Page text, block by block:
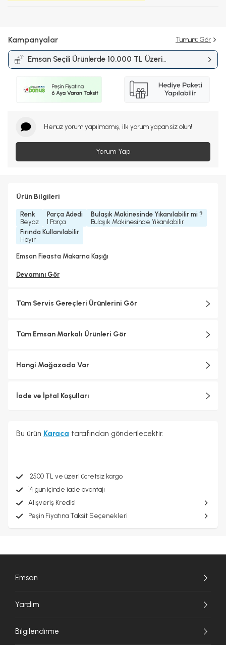
Kampanyalar Tümünü Gör
Emsan Seçili Ürünlerde 10.000 TL Üzeri
Alışverişlerde 1.500 TL İndirimKampanyası
Henüz yorum yapılmamış, ilk yorum yapan siz olun!
Yorum Yap
Ürün Bilgileri
Renk
Beyaz
Parça Adedi
1 Parça
Bulaşık Makinesinde Yıkanılabilir mi ?
Bulaşık Makinesinde Yıkanılabilir
Fırında Kullanılabilir
Hayır
Emsan Fieasta Makarna Kaşığı
Devamını Gör
Tüm Servis Gereçleri Ürünlerini Gör
Tüm Emsan Markalı Ürünleri Gör
Hangi Mağazada Var
İade ve İptal Koşulları
Bu ürün Karaca tarafından gönderilecektir.
2500 TL ve üzeri ücretsiz kargo
14 gün içinde iade avantajı
Alışveriş Kredisi
Peşin Fiyatına Taksit Seçenekleri
Emsan
Yardım
Bilgilendirme